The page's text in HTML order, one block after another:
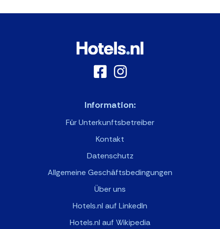
Information:
Für Unterkunftsbetreiber
Kontakt
Datenschutz
Allgemeine Geschäftsbedingungen
Über uns
Hotels.nl auf LinkedIn
Hotels.nl auf Wikipedia